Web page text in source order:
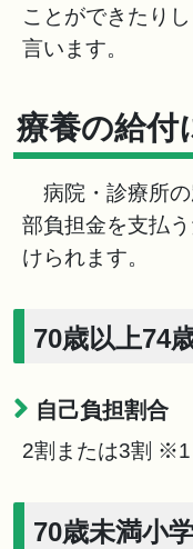
ことができたり
言います。
療養の給付
病院・診療所の
部負担金を支払
けられます。
70歳以上74
自己負担割合
2割または3割 ※1
70歳未満小